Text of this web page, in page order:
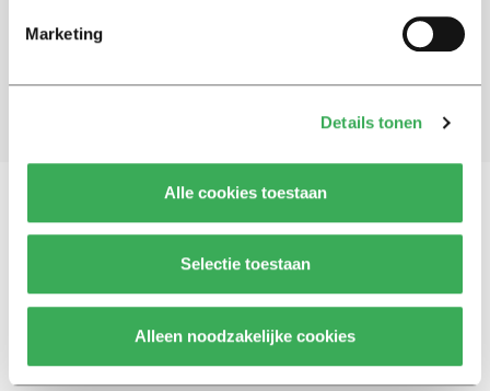
Marketing
Details tonen
Alle cookies toestaan
Selectie toestaan
Alleen noodzakelijke cookies
Aanmelden
Vragen, opmerkingen of tips?
© 2026 -Over ons Disclaimer Adverteren Werken bij Contact